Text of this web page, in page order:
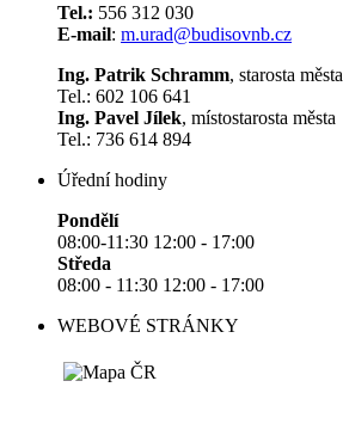
Tel.: 556 312 030
E-mail: m.urad@budisovnb.cz
Ing. Patrik Schramm, starosta města
Tel.: 602 106 641
Ing. Pavel Jílek, místostarosta města
Tel.: 736 614 894
Úřední hodiny
Pondělí
08:00-11:30 12:00 - 17:00
Středa
08:00 - 11:30 12:00 - 17:00
WEBOVÉ STRÁNKY